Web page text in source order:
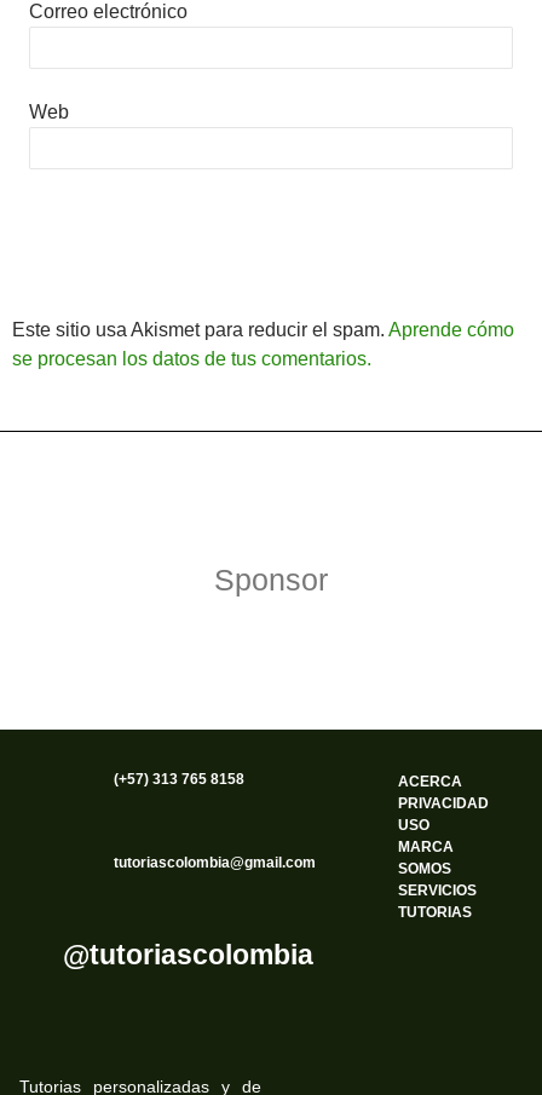
Correo electrónico
Web
Este sitio usa Akismet para reducir el spam. Aprende cómo
se procesan los datos de tus comentarios.
Sponsor
(+57) 313 765 8158
tutoriascolombia@gmail.com
@tutoriascolombia
ACERCA
PRIVACIDAD
USO
MARCA
SOMOS
SERVICIOS
TUTORIAS
Tutorias personalizadas y de